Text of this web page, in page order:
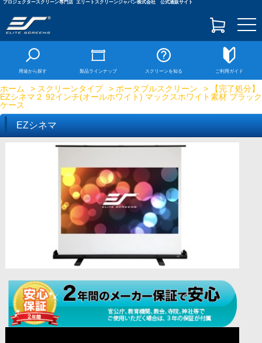
プロジェクタースクリーン専門店 エリートスクリーンジャパン株式会社 公式通販サイト
用途から探す 製品ラインナップ スクリーンを知る ご利用ガイド
ホーム > スクリーンタイプ > ポータブルスクリーン
> 【完了処分】
EZシネマ２ 92インチ(オールホワイト) マックスホワイト素材 ブラック
ケース
EZシネマ